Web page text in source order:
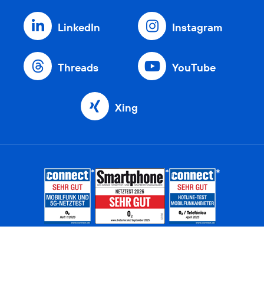
LinkedIn Instagram
Threads YouTube
Xing